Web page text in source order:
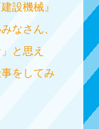
設機械』
なさん、
と思え
をしてみ